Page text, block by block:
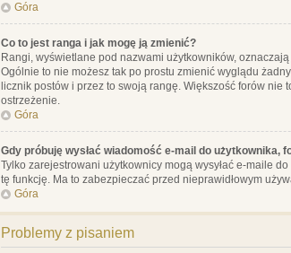
Góra
Co to jest ranga i jak mogę ją zmienić?
Rangi, wyświetlane pod nazwami użytkowników,
Ogólnie to nie możesz tak po prostu zmienić wyglądu
licznik postów i przez to swoją rangę. Większość forów
ostrzeżenie.
Góra
Gdy próbuję wysłać wiadomość e-mail do użytkownika,
Tylko zarejestrowani użytkownicy mogą wysyłać e-maile
tę funkcję. Ma to zabezpieczać przed nieprawidłowym
Góra
Problemy z pisaniem